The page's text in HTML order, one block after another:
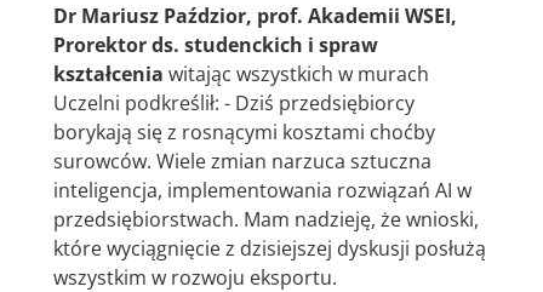
Dr Mariusz Paździor, prof. Akademii WSEI,
Prorektor ds. studenckich i spraw
kształcenia witając wszystkich w murach
Uczelni podkreślił: - Dziś przedsiębiorcy
borykają się z rosnącymi kosztami choćby
surowców. Wiele zmian narzuca sztuczna
inteligencja, implementowania rozwiązań AI w
przedsiębiorstwach. Mam nadzieję, że wnioski,
które wyciągnięcie z dzisiejszej dyskusji posłużą
wszystkim w rozwoju eksportu.